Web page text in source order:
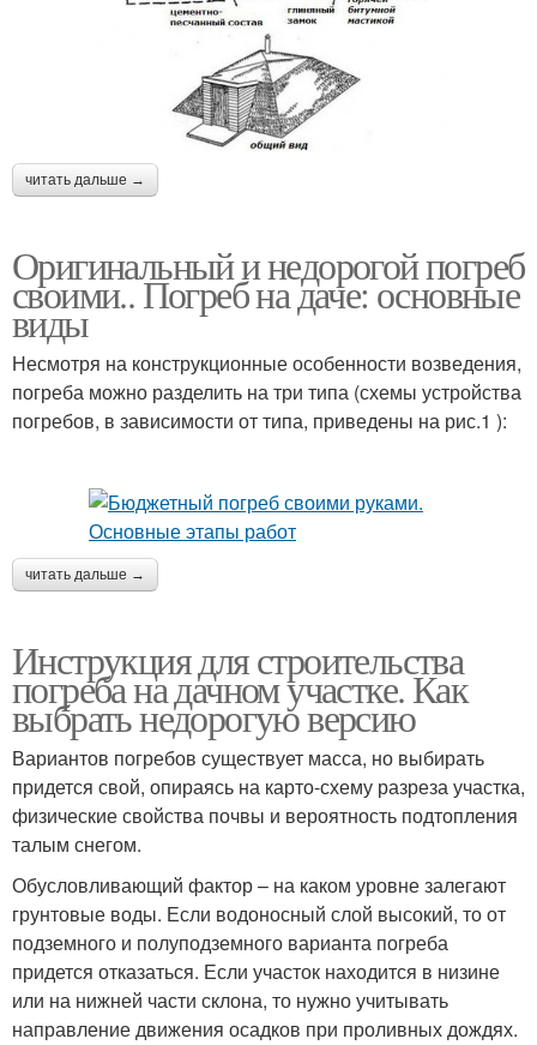
читать дальше →
Оригинальный и недорогой погреб
своими.. Погреб на даче: основные
виды
Несмотря на конструкционные особенности возведения,
погреба можно разделить на три типа (схемы устройства
погребов, в зависимости от типа, приведены на рис.1 ):
читать дальше →
Инструкция для строительства
погреба на дачном участке. Как
выбрать недорогую версию
Вариантов погребов существует масса, но выбирать
придется свой, опираясь на карто-схему разреза участка,
физические свойства почвы и вероятность подтопления
талым снегом.
Обусловливающий фактор – на каком уровне залегают
грунтовые воды. Если водоносный слой высокий, то от
подземного и полуподземного варианта погреба
придется отказаться. Если участок находится в низине
или на нижней части склона, то нужно учитывать
направление движения осадков при проливных дождях.